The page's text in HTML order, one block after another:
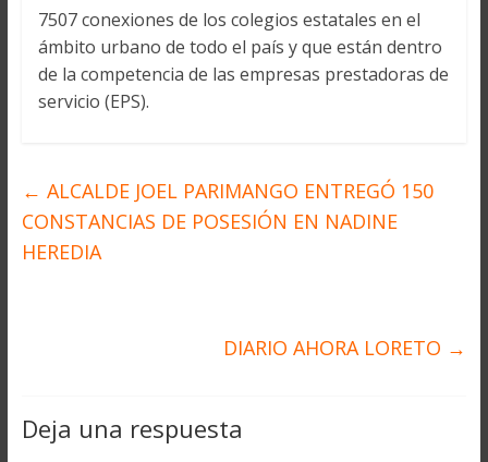
7507 conexiones de los colegios estatales en el
ámbito urbano de todo el país y que están dentro
de la competencia de las empresas prestadoras de
servicio (EPS).
← ALCALDE JOEL PARIMANGO ENTREGÓ 150
CONSTANCIAS DE POSESIÓN EN NADINE
HEREDIA
DIARIO AHORA LORETO →
Deja una respuesta